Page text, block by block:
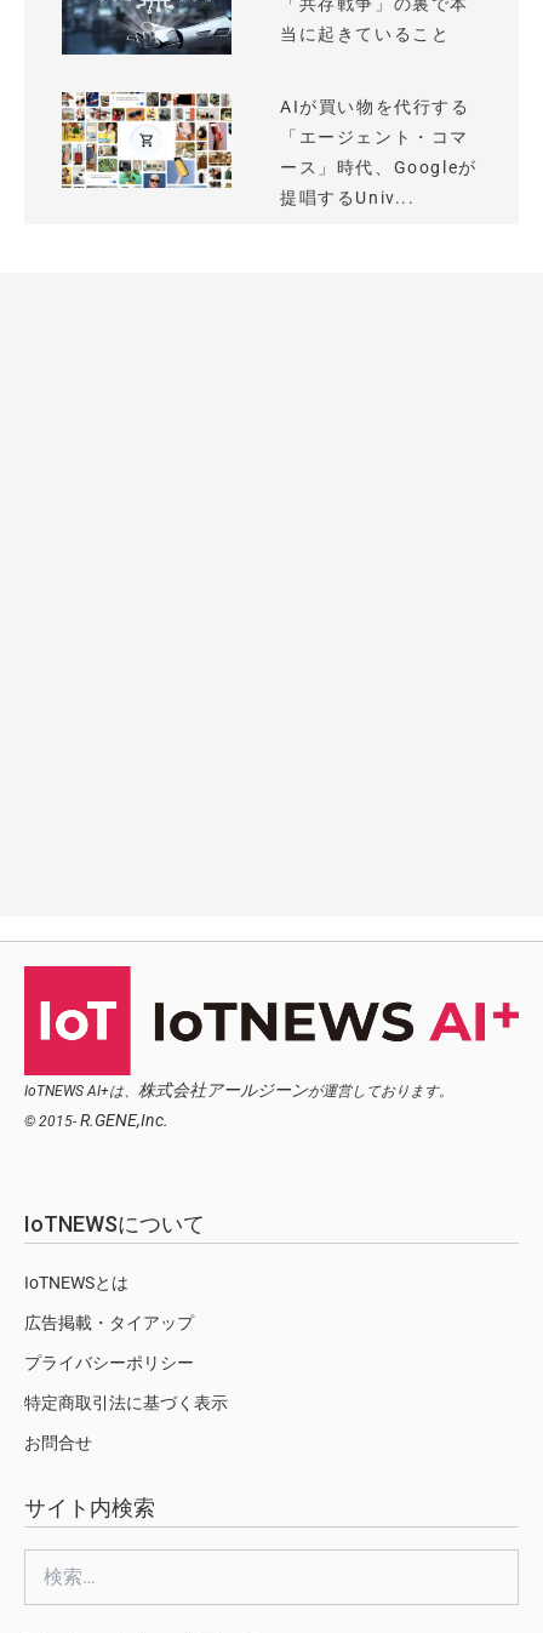
「共存戦争」の裏で本
当に起きていること
AIが買い物を代行する
「エージェント・コマ
ース」時代、Googleが
提唱するUniv...
IoTNEWS AI+は、 株式会社アールジーンが運営しております。
© 2015- R.GENE,Inc.
IoTNEWSについて
IoTNEWSとは
広告掲載・タイアップ
プライバシーポリシー
特定商取引法に基づく表示
お問合せ
サイト内検索
索: